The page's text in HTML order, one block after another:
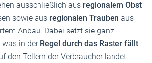
ausschließlich aus regionalem Obst
sowie aus regionalen Trauben aus
Anbau. Dabei setzt sie ganz
was in der Regel durch das Raster fällt
den Tellern der Verbraucher landet.